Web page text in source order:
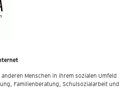
Menschen in ihrem sozialen Umfeld
Familienberatung, Schulsozialarbeit und